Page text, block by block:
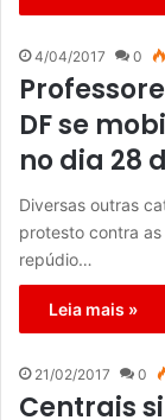
4/04/2017 0
DF se
no dia 28
Diversas outras
protesto contra
repúdio…
Leia mais »
21/02/2017 0
Centrais